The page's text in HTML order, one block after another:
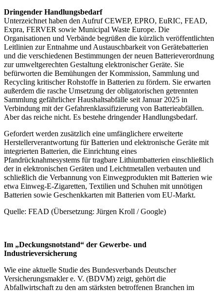
Dringender Handlungsbedarf
Unterzeichnet haben den Aufruf CEWEP, EPRO, EuRIC, FEAD,
Expra, FERVER sowie Municipal Waste Europe. Die
Organisationen und Verbände begrüßen die kürzlich veröffentlichten
Leitlinien zur Entnahme und Austauschbarkeit von Gerätebatterien
und die verschiedenen Bestimmungen der neuen Batterieverordnung
zur umweltgerechten Gestaltung elek­tro­nischer Geräte. Sie
befürworten die Bemühungen der Kommission, Sammlung und
Recycling kritischer Rohstoffe in Batterien zu fördern. Sie erwarten
außerdem die rasche Umsetzung der obligatorischen getrennten
Sammlung gefährlicher Haushaltsabfälle seit Januar 2025 in
Verbindung mit der Gefahrenklassifizierung von Batterieabfällen.
Aber das reiche nicht. Es bestehe dringender Handlungsbedarf.
Gefordert werden zusätzlich eine umfänglichere erweiterte
Herstellerverantwortung für Batterien und elektronische Geräte mit
integrierten Batterien, die Einrichtung eines
Pfandrücknahmesystems für tragbare Lithiumbatterien einschließlich
der in elektronischen Geräten und Leichtmetallen verbauten und
schließlich die Verbannung von Einwegprodukten mit Batterien wie
etwa Einweg-E-Zigaretten, Textilien und Schuhen mit unnötigen
Batterien sowie Geschenkkarten mit Batterien vom EU-Markt.
Quelle: FEAD (Übersetzung: Jürgen Kroll / Google)
Im „Deckungsnotstand“ der Gewerbe- und
Industrieversicherung
Wie eine aktuelle Studie des Bundesverbands Deutscher
Versicherungsmakler e. V. (BDVM) zeigt, gehört die
Abfallwirtschaft zu den am stärksten betroffenen Branchen im